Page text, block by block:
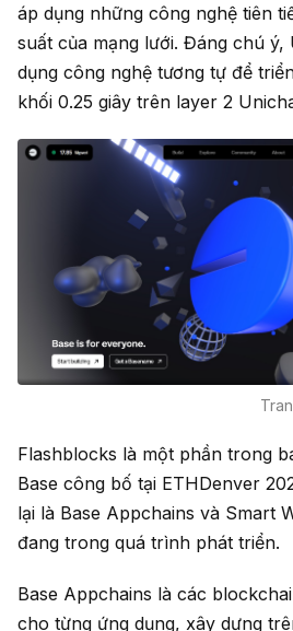
áp dụng những công nghệ tiên
suất của mạng lưới. Đáng chú ý,
dụng công nghệ tương tự để
khối 0.25 giây trên layer 2
Flashblocks là một phần trong
Base công bố tại ETHDenver
lại là Base Appchains và Smart
đang trong quá trình phát triển.
Base Appchains là các
cho từng ứng dụng, xây dựng